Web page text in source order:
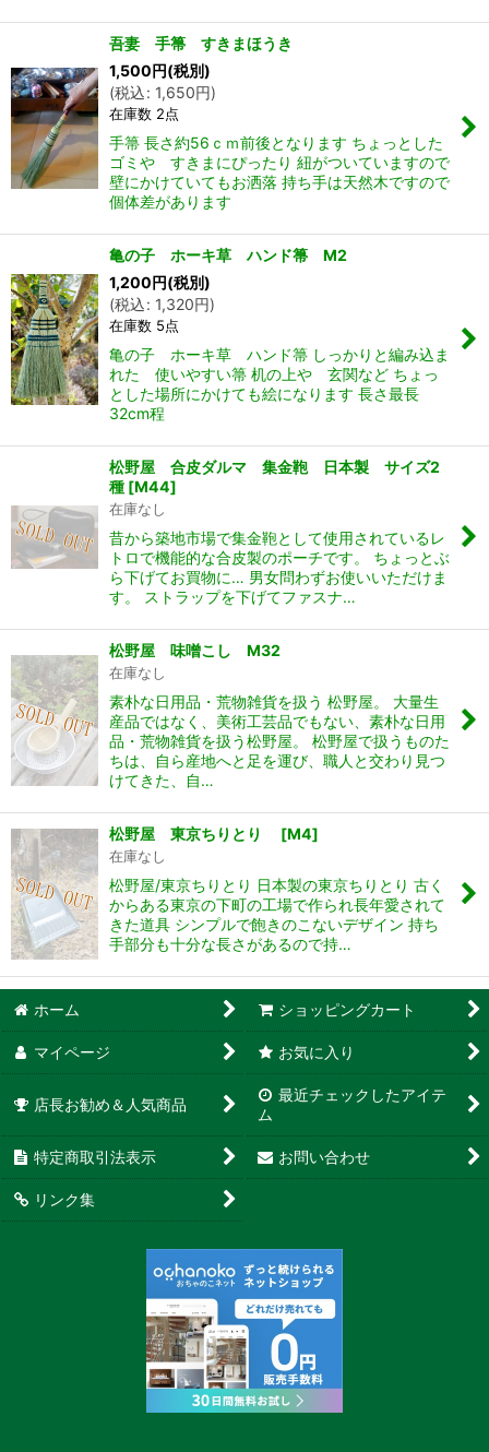
吾妻 手箒 すきまほうき
1,500円(税別)
(税込: 1,650円)
在庫数 2点
手箒 長さ約56ｃｍ前後となります ちょっとした
ゴミや すきまにぴったり 紐がついていますので
壁にかけていてもお洒落 持ち手は天然木ですので
個体差があります
亀の子 ホーキ草 ハンド箒 M2
1,200円(税別)
(税込: 1,320円)
在庫数 5点
亀の子 ホーキ草 ハンド箒 しっかりと編み込ま
れた 使いやすい箒 机の上や 玄関など ちょっ
とした場所にかけても絵になります 長さ最長
32cm程
松野屋 合皮ダルマ 集金鞄 日本製 サイズ2
種 [M44]
在庫なし
昔から築地市場で集金鞄として使用されているレ
トロで機能的な合皮製のポーチです。 ちょっとぶ
ら下げてお買物に… 男女問わずお使いいただけま
す。 ストラップを下げてファスナ…
松野屋 味噌こし M32
在庫なし
素朴な日用品・荒物雑貨を扱う 松野屋。 大量生
産品ではなく、美術工芸品でもない、素朴な日用
品・荒物雑貨を扱う松野屋。 松野屋で扱うものた
ちは、自ら産地へと足を運び、職人と交わり見つ
けてきた、自…
松野屋 東京ちりとり [M4]
在庫なし
松野屋/東京ちりとり 日本製の東京ちりとり 古く
からある東京の下町の工場で作られ長年愛されて
きた道具 シンプルで飽きのこないデザイン 持ち
手部分も十分な長さがあるので持…
ホーム ショッピングカート
マイページ お気に入り
店長お勧め＆人気商品
最近チェックしたアイテ
ム
特定商取引法表示 お問い合わせ
リンク集